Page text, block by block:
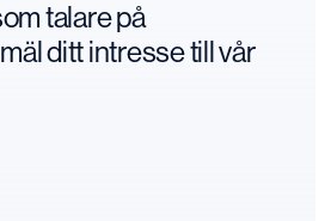
talare på
ditt intresse till vår